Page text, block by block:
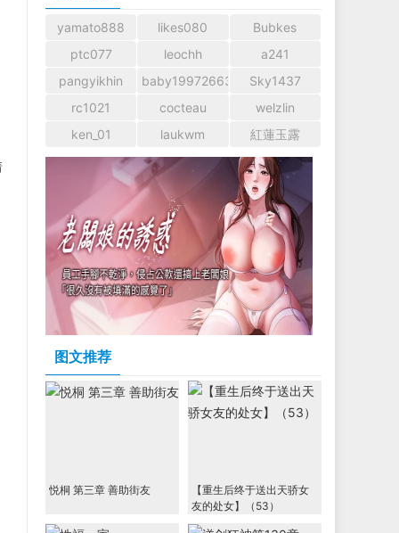
yamato888 likes080
Bubkes
ptc077
leochh
a241
pangyikhin
baby1997266366
Sky1437
rc1021
cocteau
welzlin
ken_01
laukwm 紅蓮玉露
图文推荐
悦桐 第三章 善助街友
【重生后终于送出天骄女
友的处女】（53）